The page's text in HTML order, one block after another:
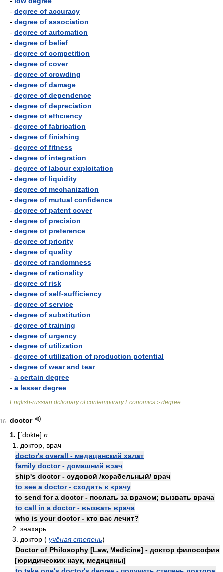
- degree of accuracy
- degree of association
- degree of automation
- degree of belief
- degree of competition
- degree of cover
- degree of crowding
- degree of damage
- degree of dependence
- degree of depreciation
- degree of efficiency
- degree of fabrication
- degree of finishing
- degree of fitness
- degree of integration
- degree of labour exploitation
- degree of liquidity
- degree of mechanization
- degree of mutual confidence
- degree of patent cover
- degree of precision
- degree of preference
- degree of priority
- degree of quality
- degree of randomness
- degree of rationality
- degree of risk
- degree of self-sufficiency
- degree of service
- degree of substitution
- degree of training
- degree of urgency
- degree of utilization
- degree of utilization of production potential
- degree of wear and tear
- a certain degree
- a lesser degree
English-russian dctionary of contemporary Economics > degree
16
doctor
1. [ʹdɒktə] n
1. доктор, врач
doctor's overall - медицинский халат
family doctor - домашний врач
ship's doctor - судовой /корабельный/ врач
to see a doctor - сходить к врачу
to send for a doctor - послать за врачом; вызвать врача
to call in a doctor - вызвать врача
who is your doctor - кто вас лечит?
2. знахарь
3. доктор ( учёная степень)
Doctor of Philosophy [Law, Medicine] - доктор философии
[юридических наук, медицины]